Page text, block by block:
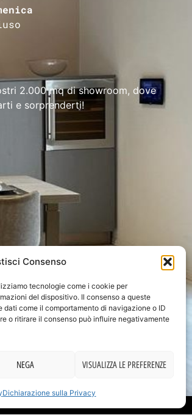
Consenso
tecnologie come i cookie per
del dispositivo. Il consenso a queste
come il comportamento di navigazione o ID
o ritirare il consenso può influire negativamente
NEGA VISUALIZZA LE PREFERENZE
Dichiarazione sulla Privacy
2.000 mq di showroom, dove
e sorprenderti!​